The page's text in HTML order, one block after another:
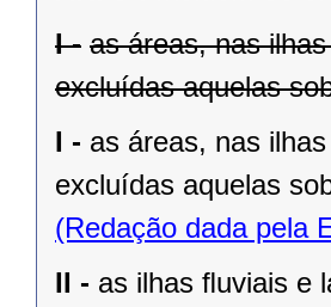
I - as áreas, nas
excluídas aquelas
I - as áreas, nas
excluídas aquelas
(Redação dada pela
II - as ilhas ﬂuviais e